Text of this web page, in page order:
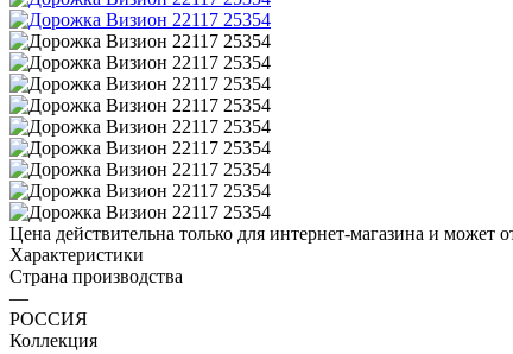
Цена действительна только для интернет-магазина и может
Характеристики
Страна производства
—
РОССИЯ
Коллекция